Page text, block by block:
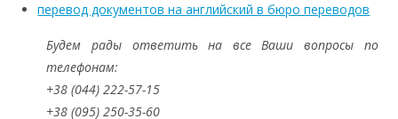
перевод документов на английский в бюро переводов
Будем рады ответить на все Ваши вопросы по
телефонам:
+38 (044) 222-57-15
+38 (095) 250-35-60